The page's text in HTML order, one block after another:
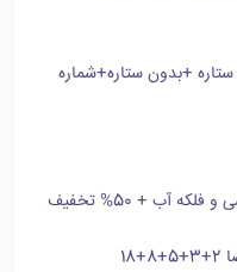
+بدون ستاره+شماره
آب + 50% تخفیف